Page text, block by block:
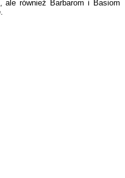
ale również Barbarom i Basiom